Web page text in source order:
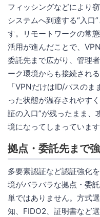
フィッシングなどにより
システムへ到達する“入口
す。リモートワークの常
活用が進んだことで、
委託先まで広がり、管理
ーク環境からも接続され
「VPNだけはID/パスの
った状態が温存されやす
証の入口”が残ったまま、
境になってしまっています
拠点・委託先まで
多要素認証など認証強化
境がバラバラな拠点・委
単ではありません。方式
知、FIDO2、証明書など